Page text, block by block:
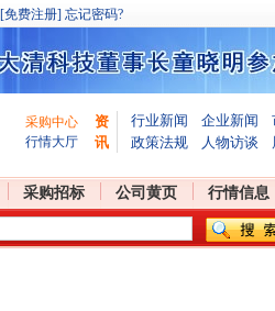
[免费注册] 忘记密码?
采购中心
行情大厅
资
讯
行业新闻 企业新闻
政策法规
人物访谈
采购招标 公司黄页 行情信息